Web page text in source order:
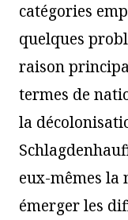
catégories
quelques
raison
termes de
la
eux-mêmes
émerger les